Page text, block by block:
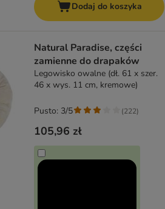
Dodaj do koszyka
Natural Paradise, części
zamienne do drapaków
Legowisko owalne (dł. 61 x szer.
46 x wys. 11 cm, kremowe)
105,96 zł
Pusto: 3/5 (222)